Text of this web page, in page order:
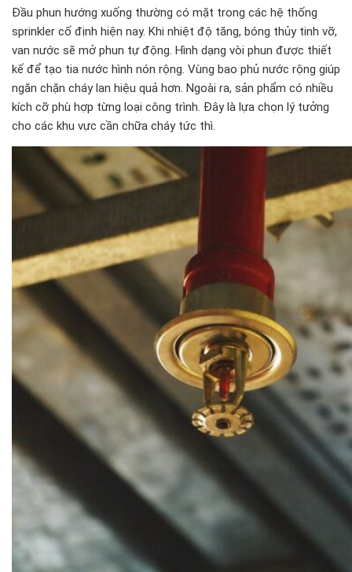
Đầu phun hướng xuống thường có mặt trong các hệ thống
sprinkler cố định hiện nay. Khi nhiệt độ tăng, bóng thủy tinh vỡ,
van nước sẽ mở phun tự động. Hình dạng vòi phun được thiết
kế để tạo tia nước hình nón rộng. Vùng bao phủ nước rộng giúp
ngăn chặn cháy lan hiệu quả hơn. Ngoài ra, sản phẩm có nhiều
kích cỡ phù hợp từng loại công trình. Đây là lựa chọn lý tưởng
cho các khu vực cần chữa cháy tức thì.